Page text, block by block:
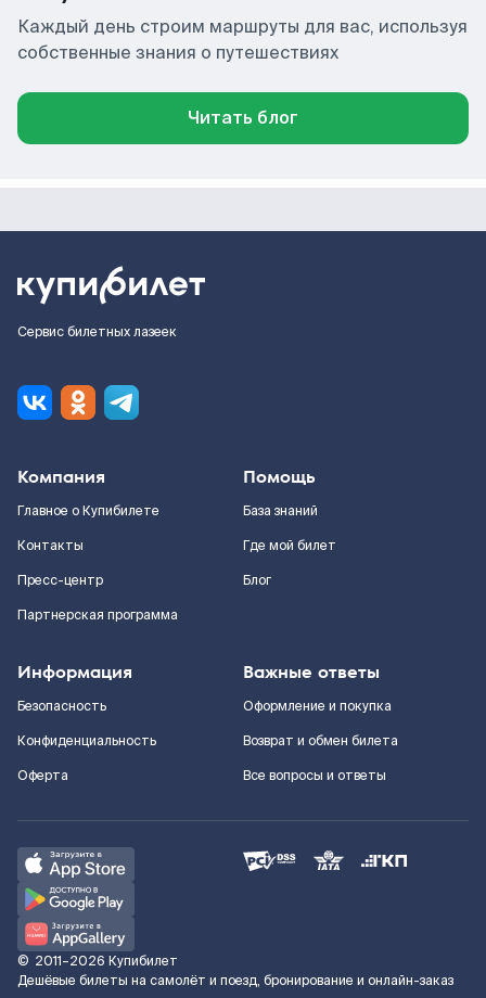
Каждый день строим маршруты для вас, используя
собственные знания о путешествиях
Читать блог
Сервис билетных лазеек
Компания
Главное о Купибилете
Контакты
Пресс-центр
Партнерская программа
Помощь
База знаний
Где мой билет
Блог
Информация
Безопасность
Конфиденциальность
Оферта
Важные ответы
Оформление и покупка
Возврат и обмен билета
Все вопросы и ответы
© 2011–2026 Купибилет
Дешёвые билеты на самолёт и поезд, бронирование и онлайн-заказ